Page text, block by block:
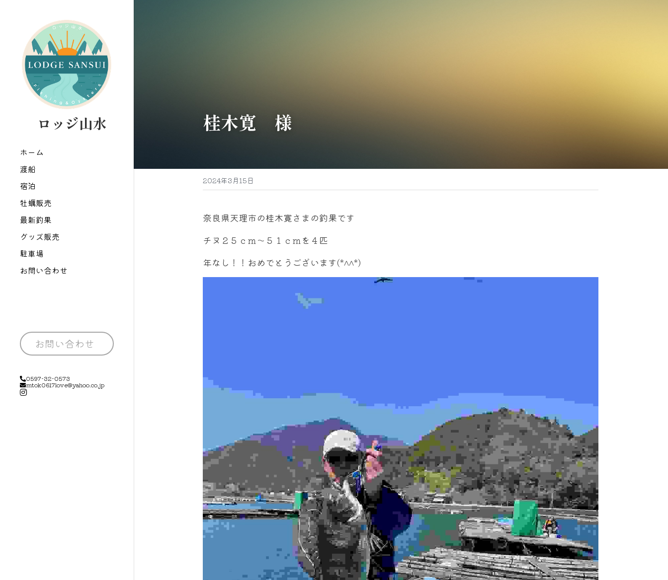
   ロッジ山水
ホーム
渡船
宿泊
牡蠣販売
最新釣果
グッズ販売
駐車場
お問い合わせ
お問い合わせ
0597-32-0573
mtok0617love@yahoo.co.jp
桂木寛　様
2024年3月15日
奈良県天理市の桂木寛さまの釣果です
チヌ２５ｃｍ～５１ｃｍを４匹
年なし！！おめでとうございます(*^^*)